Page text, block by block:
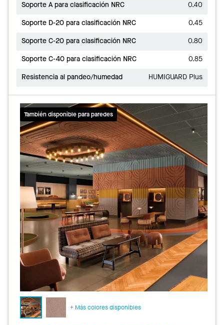
Soporte A para clasificación NRC
0.40
Soporte D-20 para clasificación NRC
0.45
Soporte C-20 para clasificación NRC
0.80
Soporte C-40 para clasificación NRC
0.85
Resistencia al pandeo/humedad
HUMIGUARD Plus
También disponible para paredes
+ Más colores disponibles